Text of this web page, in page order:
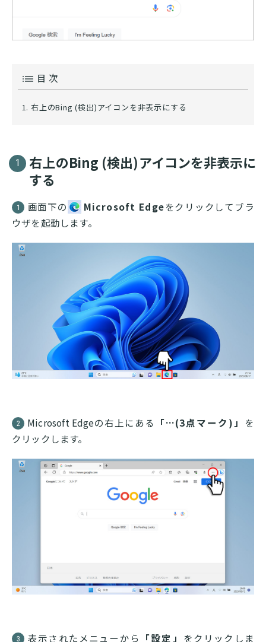
目 次
右上のBing (検出)アイコンを非表示にする
1
右上のBing (検出)アイコンを非表示に
する
1 画面下の Microsoft Edgeをクリックしてブラ
ウザを起動します。
2 Microsoft Edgeの右上にある 「…(3点マーク)」 を
クリックします。
3 表示されたメニューから 「設定」 をクリックしま